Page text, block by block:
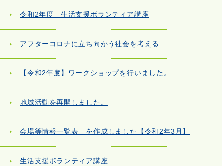
令和2年度 生活支援ボランティア講座
アフターコロナに立ち向かう社会を考える
【令和2年度】ワークショップを行いました。
地域活動を再開しました。
会場等情報一覧表 を作成しました【令和2年3月】
生活支援ボランティア講座